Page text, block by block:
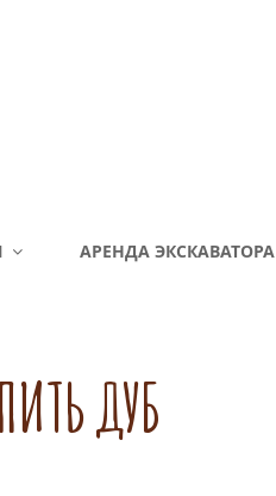
АРЕНДА ЭКСКАВАТОРА
ДУБ